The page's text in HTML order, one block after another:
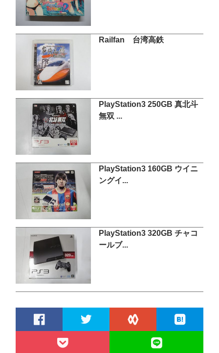
Railfan 台湾高鉄
PlayStation3 250GB 真北斗
無双 ...
PlayStation3 160GB ウイニ
ングイ...
PlayStation3 320GB チャコ
ールブ...